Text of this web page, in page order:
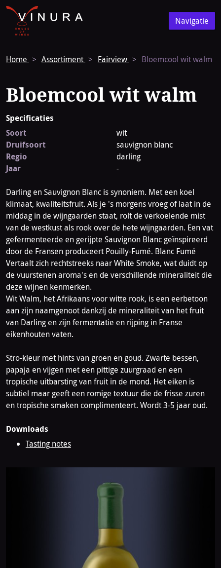
Vinura
Navigatie
Navigatie
Home Assortiment Fairview Bloemcool wit walm
Bloemcool wit walm
Specificaties
Soort
wit
Druifsoort
sauvignon blanc
Regio
darling
Jaar
-
Darling en Sauvignon Blanc is synoniem. Met een koel
klimaat, kwaliteitsfruit. Als je 's morgens vroeg of laat in de
middag in de wijngaarden staat, rolt de verkoelende mist
van de westkust als rook over de hete wijngaarden. Een vat
gefermenteerde en gerijpte Sauvignon Blanc geïnspireerd
door de Fransen produceert Pouilly-Fumé. Blanc Fumé
Vertaalt zich rechtstreeks naar White Smoke, wat duidt op
de vuurstenen aroma's en de verschillende mineraliteit die
deze wijnen kenmerken.
Wit Walm, het Afrikaans voor witte rook, is een eerbetoon
aan zijn naamgenoot dankzij de mineraliteit van het fruit
van Darling en zijn fermentatie en rijping in Franse
eikenhouten vaten.
Stro-kleur met hints van groen en goud. Zwarte bessen,
papaja en vijgen met een pittige zuurgraad en een
tropische uitbarsting van fruit in de mond. Het eiken is
subtiel maar geeft een romige textuur die de frisse zuren
en tropische smaken complimenteert. Wordt 3-5 jaar oud.
Downloads
Tasting notes